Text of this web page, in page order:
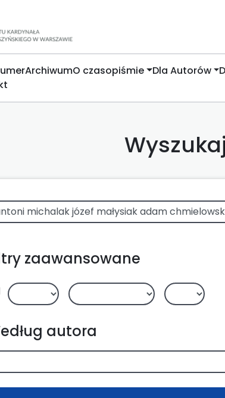
ArchiwumO czasopiśmie Dla Autorów
zaawansowane
autora